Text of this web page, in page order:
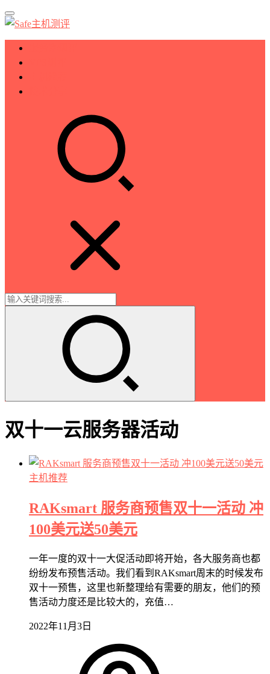
双十一云服务器活动
主机推荐
RAKsmart 服务商预售双十一活动 冲
100美元送50美元
一年一度的双十一大促活动即将开始，各大服务商也都
纷纷发布预售活动。我们看到RAKsmart周末的时候发布
双十一预售，这里也新整理给有需要的朋友，他们的预
售活动力度还是比较大的，充值…
2022年11月3日